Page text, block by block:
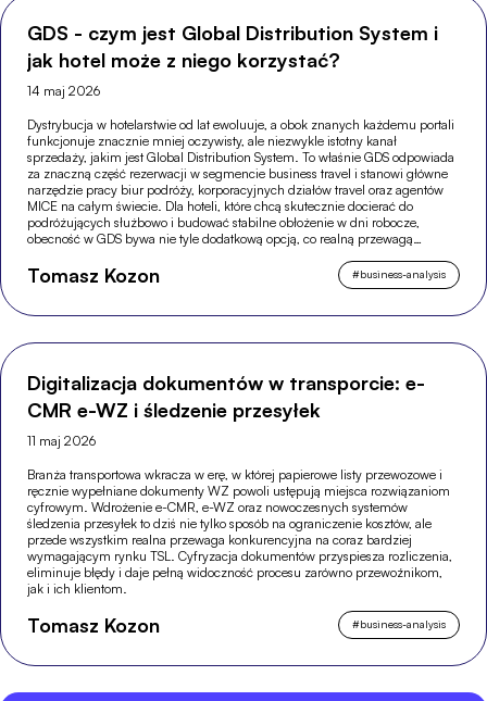
GDS - czym jest Global Distribution System i
jak hotel może z niego korzystać?
14 maj 2026
Dystrybucja w hotelarstwie od lat ewoluuje, a obok znanych każdemu portali
funkcjonuje znacznie mniej oczywisty, ale niezwykle istotny kanał
sprzedaży, jakim jest Global Distribution System. To właśnie GDS odpowiada
za znaczną część rezerwacji w segmencie business travel i stanowi główne
narzędzie pracy biur podróży, korporacyjnych działów travel oraz agentów
MICE na całym świecie. Dla hoteli, które chcą skutecznie docierać do
podróżujących służbowo i budować stabilne obłożenie w dni robocze,
obecność w GDS bywa nie tyle dodatkową opcją, co realną przewagą
Tomasz Kozon #business-analysis
Digitalizacja dokumentów w transporcie: e-
CMR e-WZ i śledzenie przesyłek
11 maj 2026
Branża transportowa wkracza w erę, w której papierowe listy przewozowe i
ręcznie wypełniane dokumenty WZ powoli ustępują miejsca rozwiązaniom
cyfrowym. Wdrożenie e-CMR, e-WZ oraz nowoczesnych systemów
śledzenia przesyłek to dziś nie tylko sposób na ograniczenie kosztów, ale
przede wszystkim realna przewaga konkurencyjna na coraz bardziej
wymagającym rynku TSL. Cyfryzacja dokumentów przyspiesza rozliczenia,
eliminuje błędy i daje pełną widoczność procesu zarówno przewoźnikom,
jak i ich klientom.
Tomasz Kozon #business-analysis